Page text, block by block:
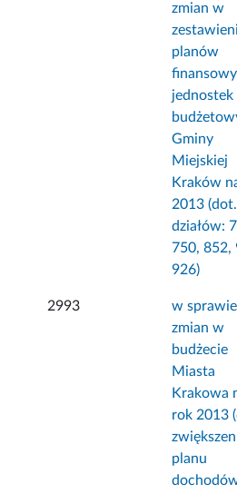
zmian w
planów
jednostek
Gminy
Miejskiej
Kraków
2013 (dot.
działów:
750, 852,
926)
2993
w sprawie
zmian w
budżecie
Miasta
Krakowa
rok 2013
planu